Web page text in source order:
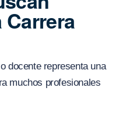
Carrera
docente representa una
muchos profesionales